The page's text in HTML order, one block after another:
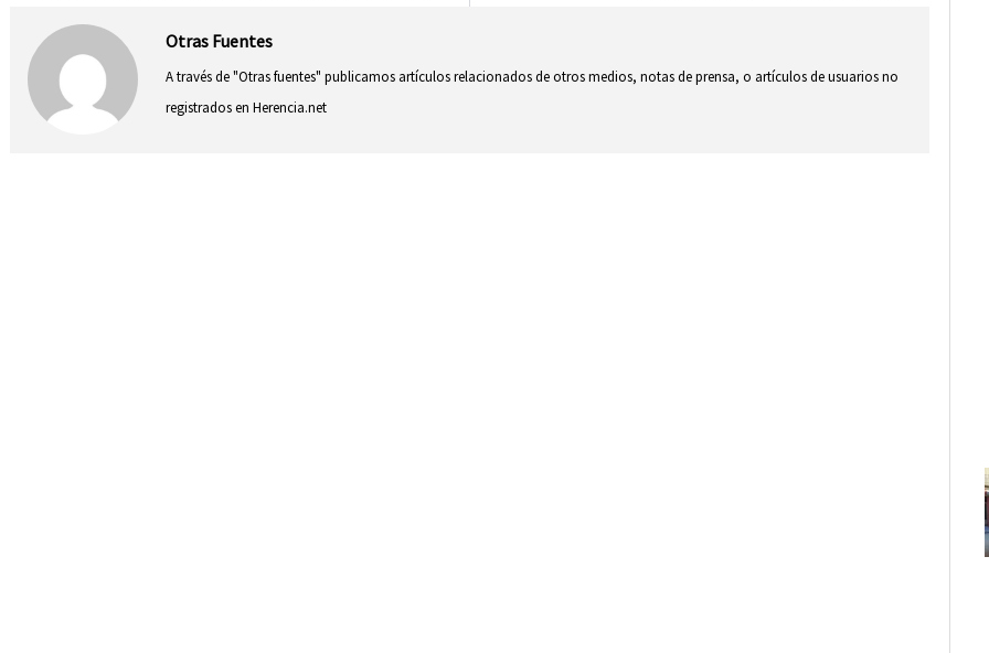
Otras Fuentes
A través de "Otras fuentes" publicamos artículos relacionados de otros medios, notas de prensa, o artículos de usuarios no
registrados en Herencia.net